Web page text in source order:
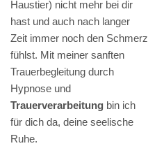
Haustier) nicht mehr bei dir
hast und auch nach langer
Zeit immer noch den Schmerz
fühlst. Mit meiner sanften
Trauerbegleitung durch
Hypnose und
Trauerverarbeitung bin ich
für dich da, deine seelische
Ruhe.